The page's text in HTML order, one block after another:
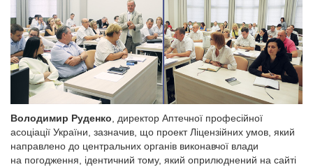
Володимир Руденко , директор Аптечної професійної
асоціації України, зазначив, що проект Ліцензійних умов, який
направлено до центральних органів виконавчої влади
на погодження, ідентичний тому, який оприлюднений на сайті